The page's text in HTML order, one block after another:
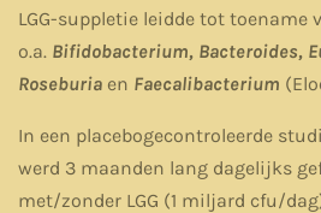
LGG-suppletie leidde tot toename
o.a. Bifidobacterium, Bacteroides,
Roseburia en Faecalibacterium
In een placebogecontroleerde
werd 3 maanden lang dagelijks
met/zonder LGG (1 miljard cfu/